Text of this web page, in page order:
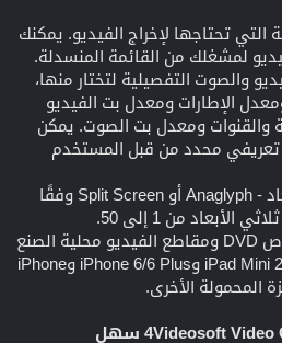
التي تحتاجها لإخراج الفيديو. يمكنك
لمشغلك من القائمة المنسدلة.
والصوت التفصيلية لتختار منها،
الإطارات ومعدل بت الفيديو
والقنوات ومعدل بت الصوت. يمكن
محدد من قبل المستخدم
اختر أوضاع إعداد ثلاثية الأبعاد - Anaglyph أو Split Screen وفقًا
من 1 إلى 50.
يمكن استخدامه لتحويل أقراص DVD ومقاطع الفيديو محلية الصنع
لجهاز iPad Air وiPad Mini وiPad Mini 2 وiPhone 6/6 Plus وiPhone